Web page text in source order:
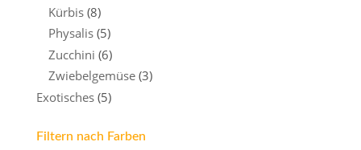
Kürbis (8)
Physalis (5)
Zucchini (6)
Zwiebelgemüse (3)
Exotisches (5)
Filtern nach Farben